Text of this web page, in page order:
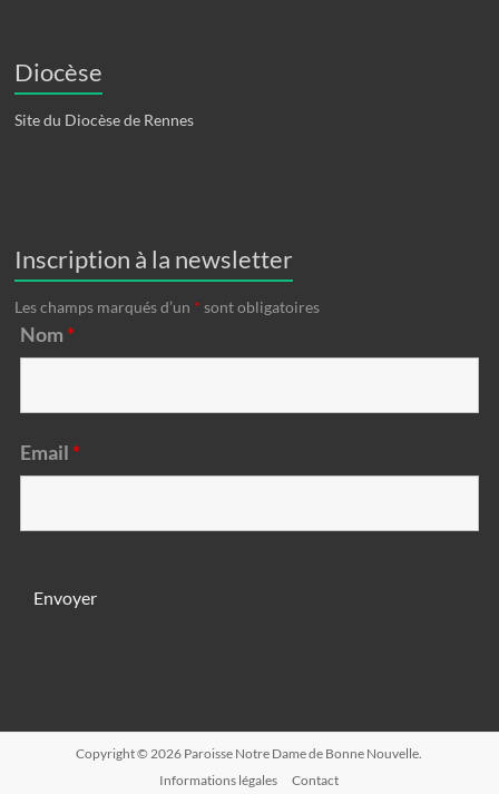
Diocèse
Site du Diocèse de Rennes
Inscription à la newsletter
Les champs marqués d’un * sont obligatoires
Nom *
Email *
Copyright © 2026 Paroisse Notre Dame de Bonne Nouvelle.
Informations légales
Contact